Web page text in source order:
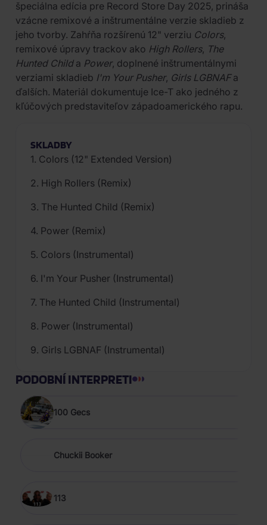
špeciálna edícia pre Record Store Day 2025, prináša
vzácne remixové a inštrumentálne verzie skladieb z
jeho tvorby. Zahŕňa rozšírenú 12" verziu Colors,
remixové úpravy trackov ako High Rollers, The
Hunted Childa Power, doplnené inštrumentálnymi
verziami skladieb I'm Your Pusher, Girls LGBNAFa
ďalších. Materiál dokumentuje Ice-T ako jedného z
kľúčových predstaviteľov západoamerického rapu.
SKLADBY
1. Colors (12" Extended Version)
2. High Rollers (Remix)
3. The Hunted Child (Remix)
4. Power (Remix)
5. Colors (Instrumental)
6. I'm Your Pusher (Instrumental)
7. The Hunted Child (Instrumental)
8. Power (Instrumental)
9. Girls LGBNAF (Instrumental)
PODOBNÍ INTERPRETI
100 Gecs
Chuckii Booker
113